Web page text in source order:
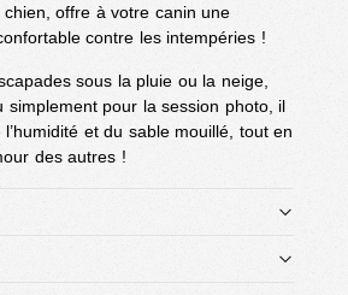
offre à votre canin une
contre les intempéries !
sous la pluie ou la neige,
simplement pour la session photo, il
et du sable mouillé, tout en
des autres !